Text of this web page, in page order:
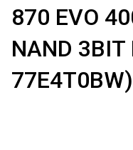
870 EVO
NAND
77E4T0BW)